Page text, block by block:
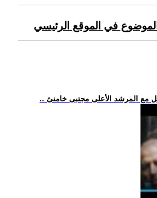
في الموقع الرئيسي
مع المرشد الأعلى مجتبى خامنئ